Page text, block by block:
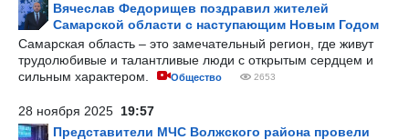
Вячеслав Федорищев поздравил жителей
Самарской области с наступающим Новым Годом
Самарская область – это замечательный регион, где живут
трудолюбивые и талантливые люди с открытым сердцем и
сильным характером.
Общество 2653
28 ноября 2025 19:57
Представители МЧС Волжского района провели